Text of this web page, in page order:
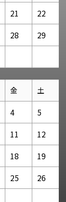
21
22
28
29
金 土
4
5
11
12
18
19
25
26